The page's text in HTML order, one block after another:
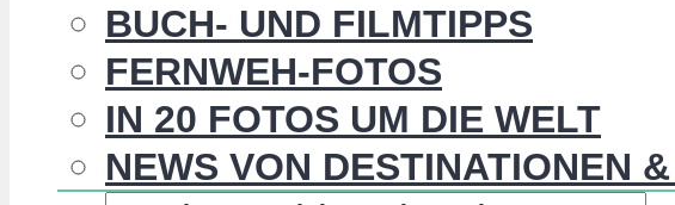
BUCH- UND FILMTIPPS
FERNWEH-FOTOS
IN 20 FOTOS UM DIE WELT
NEWS VON DESTINATIONEN